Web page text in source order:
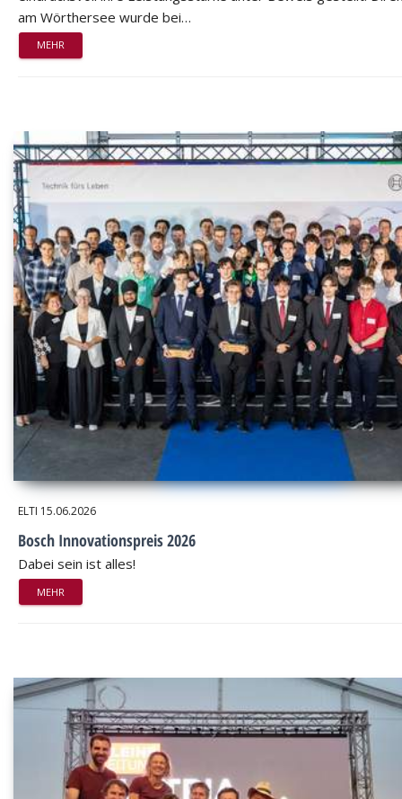
am Wörthersee wurde bei…
MEHR
ELTI 15.06.2026
Bosch Innovationspreis 2026
Dabei sein ist alles!
MEHR